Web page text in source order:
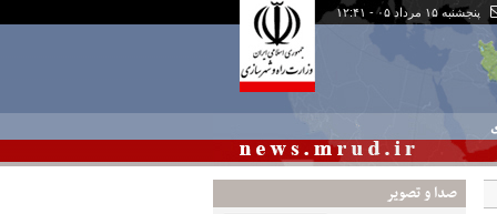
پنجشنبه ۱۵ مرداد ۰۵ - ۱۲:۴۱
صدا و تصوير